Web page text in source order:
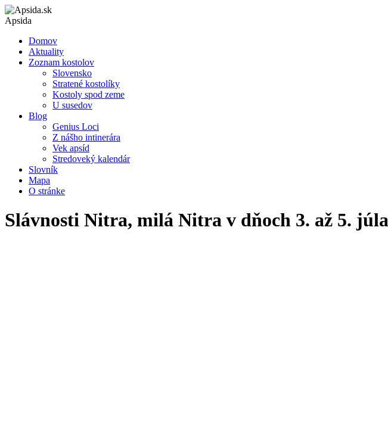
Apsida
Domov
Aktuality
Zoznam kostolov
Slovensko
Stratené kostolíky
Kostoly spod zeme
U susedov
Blog
Genius Loci
Z nášho intinerára
Vek apsíd
Stredoveký kalendár
Slovník
Mapa
O stránke
Slávnosti Nitra, milá Nitra v dňoch 3. až 5. júla